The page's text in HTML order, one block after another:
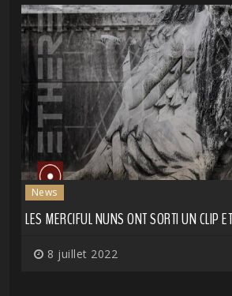
News
LES MERCIFUL NUNS ONT SORTI UN CLIP
8 juillet 2022